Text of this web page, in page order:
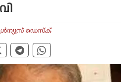
ഡെസ്‌ക്